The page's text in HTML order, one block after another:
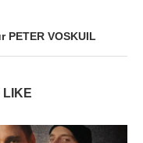
VOSKUIL
LIKE